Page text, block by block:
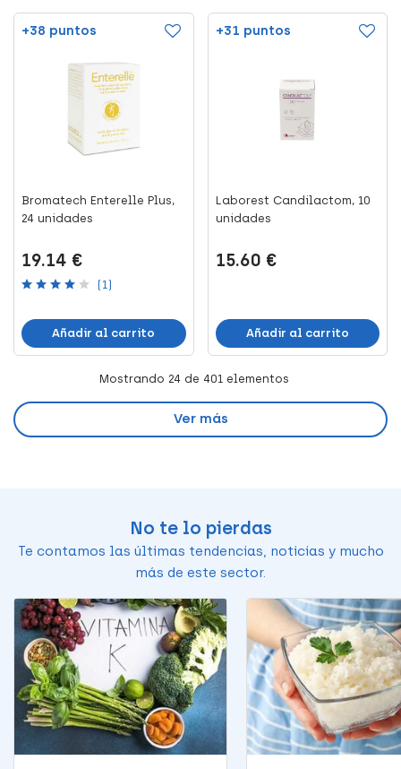
+38 puntos
Bromatech Enterelle Plus,
24 unidades
19.14 €
(1)
Añadir al carrito
+31 puntos
Laborest Candilactom, 10
unidades
15.60 €
Añadir al carrito
Mostrando 24de 401 elementos
Ver más
No te lo pierdas
Te contamos las últimas tendencias, noticias y mucho
más de este sector.